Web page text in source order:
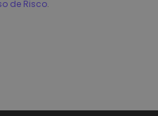
de Risco.